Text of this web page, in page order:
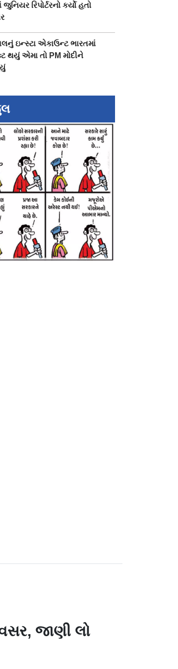
રિપોર્ટરનો કર્યો હતો
ઇન્સ્ટા એકાઉન્ટ ભારતમાં
થયું એમા તો PM મોદીને
જાણી લો